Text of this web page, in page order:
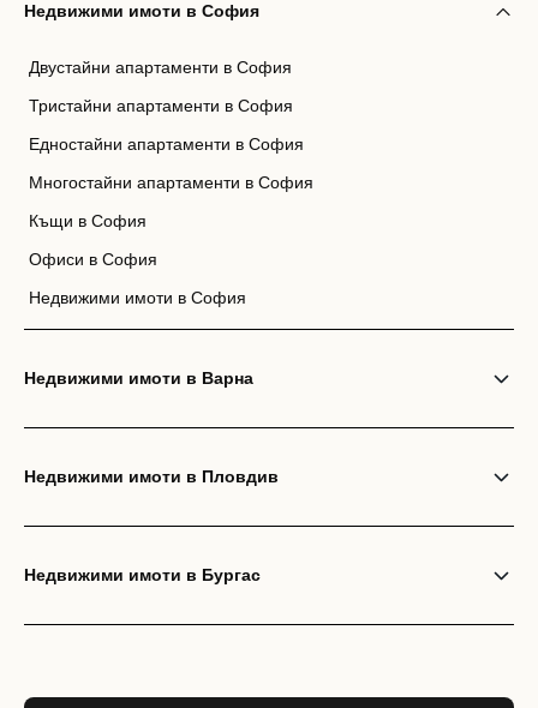
Недвижими имоти в София
Двустайни апартаменти в София
Тристайни апартаменти в София
Едностайни апартаменти в София
Многостайни апартаменти в София
Къщи в София
Офиси в София
Недвижими имоти в София
Недвижими имоти в Варна
Недвижими имоти в Пловдив
Недвижими имоти в Бургас